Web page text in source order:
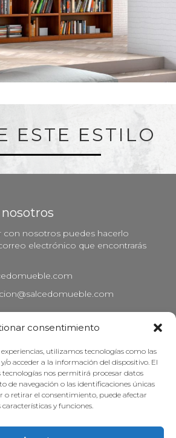
consentimiento
utilizamos tecnologías como las
o acceder a la información del dispositivo. El
nos permitirá procesar datos
de navegación o las identificaciones únicas
o retirar el consentimiento, puede afectar
y funciones.
ESTE ESTILO
con nosotros puedes hacerlo
electrónico que encontrarás